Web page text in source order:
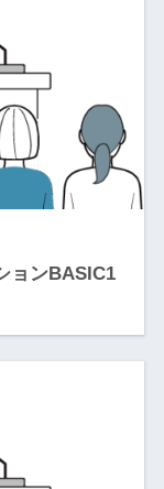
ョンBASIC1